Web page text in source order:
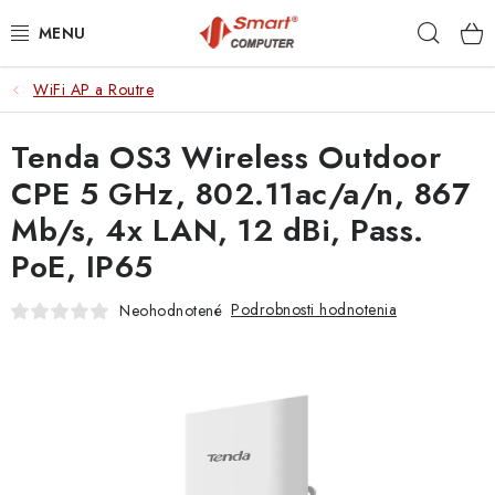
na
NOTEBOOKY
MOBILNÉ ZARIADENIA
PC A KOMPONENTY
PERIFÉRIE
TLAČIARNE
WiFi AP a Routre
Tenda OS3 Wireless Outdoor
CPE 5 GHz, 802.11ac/a/n, 867
Mb/s, 4x LAN, 12 dBi, Pass.
PoE, IP65
Neohodnotené Podrobnosti hodnotenia